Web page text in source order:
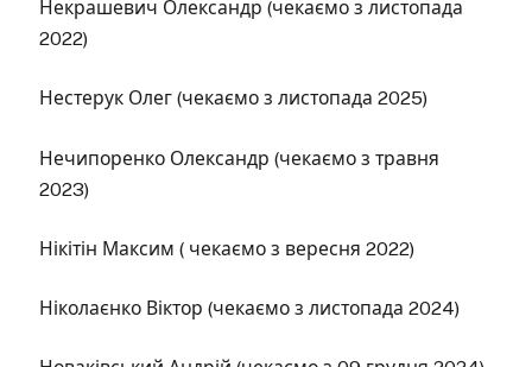
Некрашевич Олександр (чекаємо з листопада
2022)
Нестерук Олег (чекаємо з листопада 2025)
Нечипоренко Олександр (чекаємо з травня
2023)
Нікітін Максим ( чекаємо з вересня 2022)
Ніколаєнко Віктор (чекаємо з листопада 2024)